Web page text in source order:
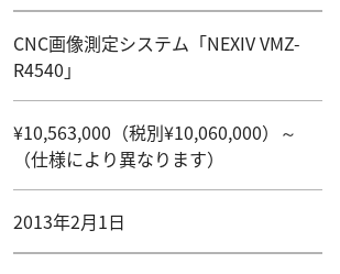
CNC画像測定システム「NEXIV VMZ-
R4540」
¥10,563,000（税別¥10,060,000）～
（仕様により異なります）
2013年2月1日